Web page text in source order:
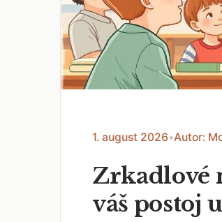
1. august 2026•Autor:
Zrkadlové
váš postoj